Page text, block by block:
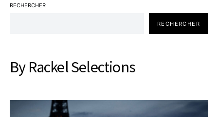
RECHERCHER
RECHERCHER
By Rackel Selections